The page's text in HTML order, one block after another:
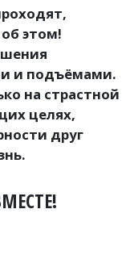
этом!
и подъёмами.
на страстной
целях,
друг